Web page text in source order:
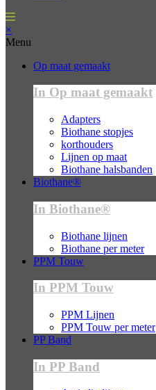
×
Menu
Op maat gemaakt
In Op maat gemaakt
Adapters
Biothane stopjes
korthouders
Lijnen op maat
Biothane halsbanden
Biothane®
In Biothane®
Biothane lijnen
Biothane per meter
PPM Touw
In PPM Touw
PPM Lijnen
PPM Touw per meter
PP Band
In PP Band